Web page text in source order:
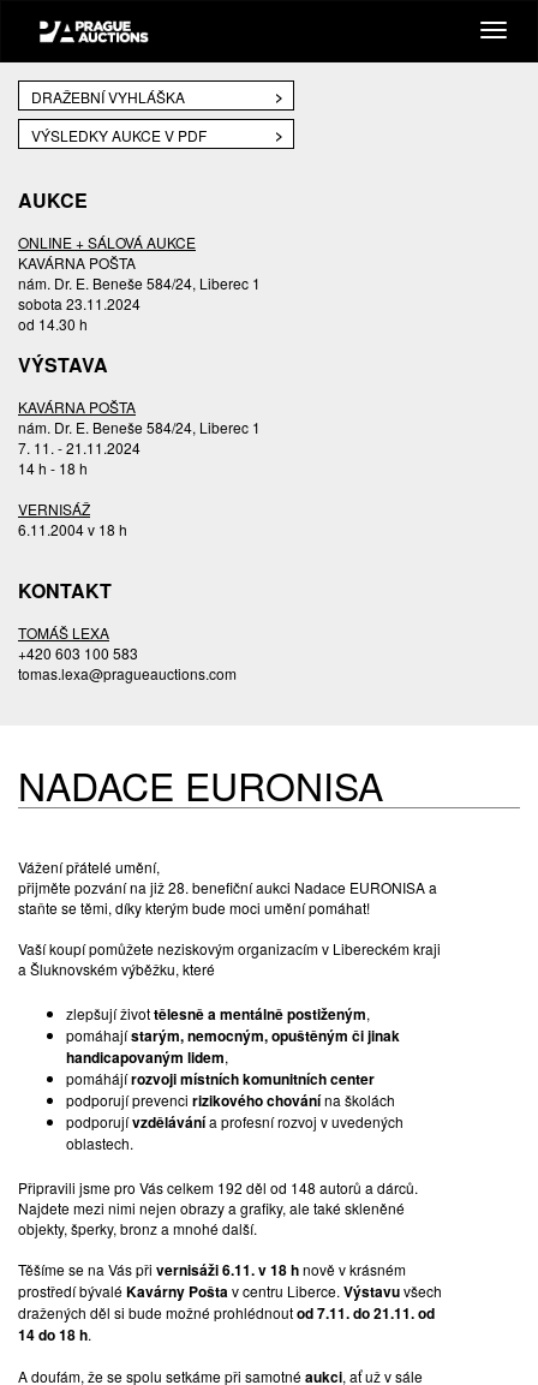
DRAŽEBNÍ VYHLÁŠKA
VÝSLEDKY AUKCE V PDF
AUKCE
ONLINE + SÁLOVÁ AUKCE
KAVÁRNA POŠTA
nám. Dr. E. Beneše 584/24, Liberec 1
sobota 23.11.2024
od 14.30 h
VÝSTAVA
KAVÁRNA POŠTA
nám. Dr. E. Beneše 584/24, Liberec 1
7. 11. - 21.11.2024
14 h - 18 h
VERNISÁŽ
6.11.2004 v 18 h
KONTAKT
TOMÁŠ LEXA
+420 603 100 583
tomas.lexa@pragueauctions.com
NADACE EURONISA
Vážení přátelé umění,
přijměte pozvání na již 28. benefiční aukci Nadace EURONISA a
staňte se těmi, díky kterým bude moci umění pomáhat!
Vaší koupí pomůžete neziskovým organizacím v Libereckém kraji
a Šluknovském výběžku, které
zlepšují živottělesně a mentálně postiženým,
pomáhajístarým, nemocným, opuštěným či jinak
handicapovaným lidem,
pomáhájírozvoji místních komunitních center
podporují prevenci rizikového chovánína školách
podporujívzdělávánía profesní rozvoj v uvedených
oblastech.
Připravili jsme pro Vás celkem 192 děl od 148 autorů a dárců.
Najdete mezi nimi nejen obrazy a grafiky, ale také skleněné
objekty, šperky, bronz a mnohé další.
Těšíme se na Vás při vernisáži 6.11. v 18 hnově v krásném
prostředí bývaléKavárny Poštav centru Liberce. Výstavuvšech
dražených děl si bude možné prohlédnoutod 7.11. do 21.11. od
14 do 18 h.
A doufám, že se spolu setkáme při samotnéaukci, ať už v sále